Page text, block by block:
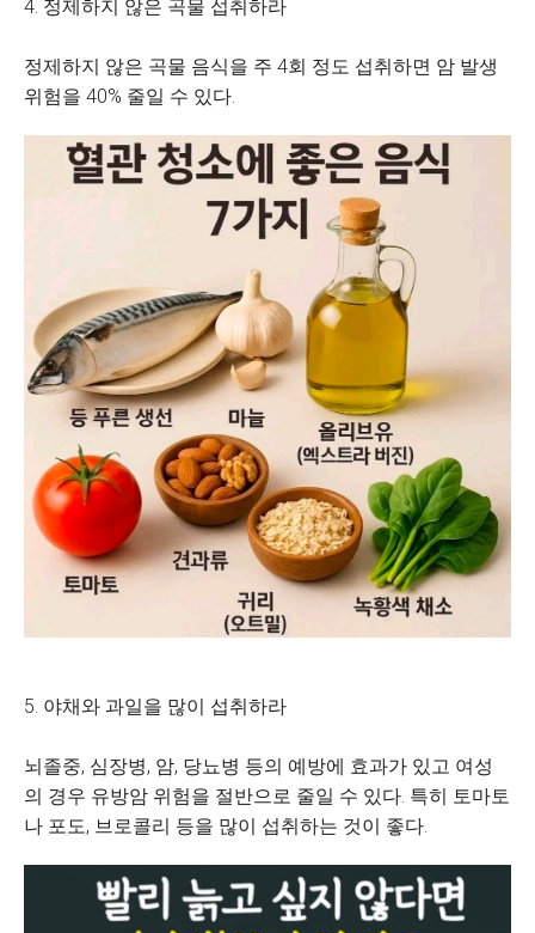
4. 정제하지 않은 곡물 섭취하라
정제하지 않은 곡물 음식을 주 4회 정도 섭취하면 암 발생
위험을 40% 줄일 수 있다.
5. 야채와 과일을 많이 섭취하라
뇌졸중, 심장병, 암, 당뇨병 등의 예방에 효과가 있고 여성
의 경우 유방암 위험을 절반으로 줄일 수 있다. 특히 토마토
나 포도, 브로콜리 등을 많이 섭취하는 것이 좋다.